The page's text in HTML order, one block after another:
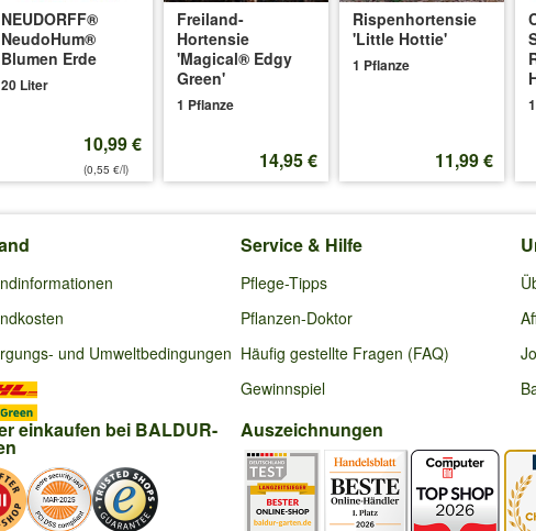
NEUDORFF®
NeudoHum®
Blumen Erde
20 Liter
10,99 €
(0,55 €/l)
Freiland-
Hortensie
'Magical® Edgy
Green'
1 Pflanze
14,95 €
Rispenhortensie
'Little Hottie'
1 Pflanze
11,99 €
und Umweltbedingungen
Service & Hilfe
Pflege-Tipps
Pflanzen-Doktor
Häufig gestellte Fragen (FAQ)
Gewinnspiel
einkaufen bei BALDUR- Auszeichnungen